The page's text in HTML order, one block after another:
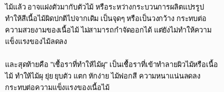
ไม้แล้ว อาจแฝงตัวมากับตัวไม้ หรือระหว่างกระบวนการผลิตแปรรูป
ทำให้สีเนื้อไม้ผิดปกติไปจากเดิม เป็นจุดๆ หรือเป็นวงกว้าง กระทบต่อ
ความสวยงามของเนื้อไม้ ไม่สามารถกำจัดออกได้ แต่ยังไม่ทำให้ความ
แข็งแรงของไม้ลดลง​
และสุดท้ายคือ "เชื้อราที่ทำให้ไม้ผุ" เป็นเชื้อราที่เข้าทำลายผิวไม้หรือเนื้อ
ไม้ ทำให้ไม้ผุ ยุ่ย ยุบตัว แตก หักง่าย ไม้ฟอกสี ความหนาแน่นลดลง
กระทบต่อความแข็งแรงของเนื้อไม้​